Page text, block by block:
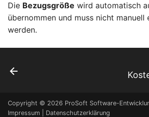
Die Bezugsgröße wird automatisch
übernommen und muss nicht manuell
werden.
Copyright © 2026 ProSoft Software-
Impressum
Datenschutzerklärung